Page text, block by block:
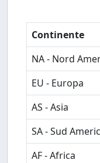
Continente
NA - Nord
EU - Europa
AS - Asia
SA - Sud
AF - Africa